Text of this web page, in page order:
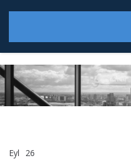
Eyl 26